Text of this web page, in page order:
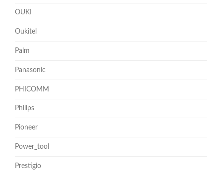
OUKI
Oukitel
Palm
Panasonic
PHICOMM
Philips
Pioneer
Power_tool
Prestigio